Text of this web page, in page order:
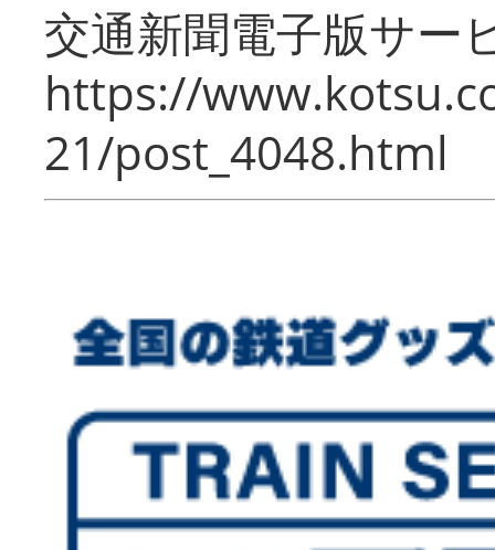
交通新聞電子版サー
https://
21/post_4048.html